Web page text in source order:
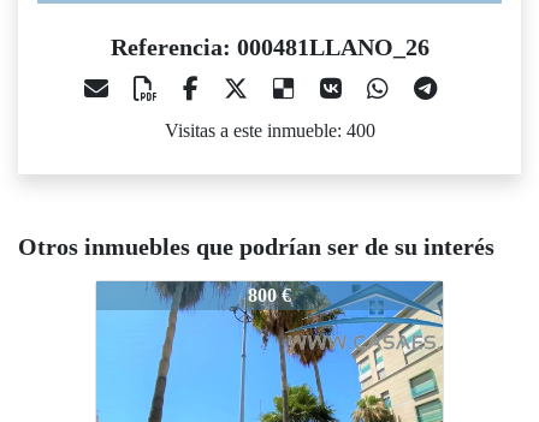
Referencia: 000481LLANO_26
Visitas a este inmueble: 400
Otros inmuebles que podrían ser de su interés
000481LLANO_26
800 €
000481LLANO_26
1.000 €